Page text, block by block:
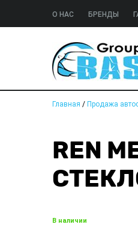
О НАС БРЕНДЫ
Главная / Продажа
REN
В наличии